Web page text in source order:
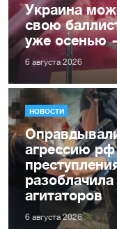
Украина
свою
уже осенью
6 августа 2026
НОВОСТИ
агрессию
агитаторов
6 августа 2026